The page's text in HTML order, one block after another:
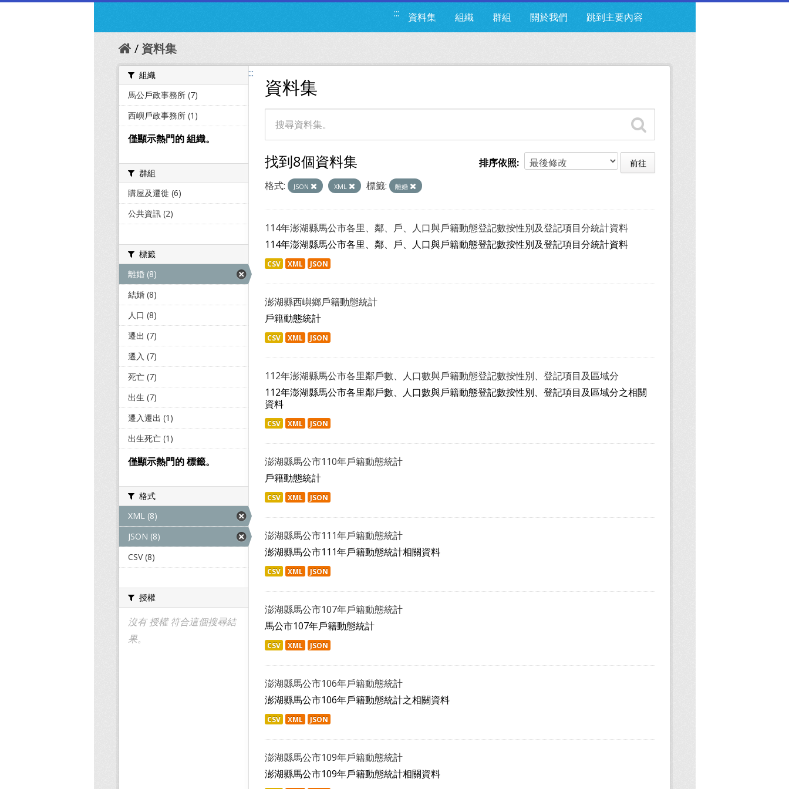
::: 資料集 組織 群組 關於我們 跳到主要內容
資料集
:::
組織
馬公戶政事務所 (7)
西嶼戶政事務所 (1)
僅顯示熱門的 組織。
群組
購屋及遷徙 (6)
公共資訊 (2)
標籤
離婚 (8)
結婚 (8)
人口 (8)
遷出 (7)
遷入 (7)
死亡 (7)
出生 (7)
遷入遷出 (1)
出生死亡 (1)
僅顯示熱門的 標籤。
格式
XML (8)
JSON (8)
CSV (8)
授權
沒有 授權 符合這個搜尋結
果。
資料集
排序依照 前往
找到8個資料集
格式: JSON XML 標籤: 離婚
114年澎湖縣馬公市各里、鄰、戶、人口與戶籍動態登記數按性別及登記項目分統計資料
114年澎湖縣馬公市各里、鄰、戶、人口與戶籍動態登記數按性別及登記項目分統計資料
CSV XML JSON
澎湖縣西嶼鄉戶籍動態統計
戶籍動態統計
CSV XML JSON
112年澎湖縣馬公市各里鄰戶數、人口數與戶籍動態登記數按性別、登記項目及區域分
112年澎湖縣馬公市各里鄰戶數、人口數與戶籍動態登記數按性別、登記項目及區域分之相關
資料
CSV XML JSON
澎湖縣馬公市110年戶籍動態統計
戶籍動態統計
CSV XML JSON
澎湖縣馬公市111年戶籍動態統計
澎湖縣馬公市111年戶籍動態統計相關資料
CSV XML JSON
澎湖縣馬公市107年戶籍動態統計
馬公市107年戶籍動態統計
CSV XML JSON
澎湖縣馬公市106年戶籍動態統計
澎湖縣馬公市106年戶籍動態統計之相關資料
CSV XML JSON
澎湖縣馬公市109年戶籍動態統計
澎湖縣馬公市109年戶籍動態統計相關資料